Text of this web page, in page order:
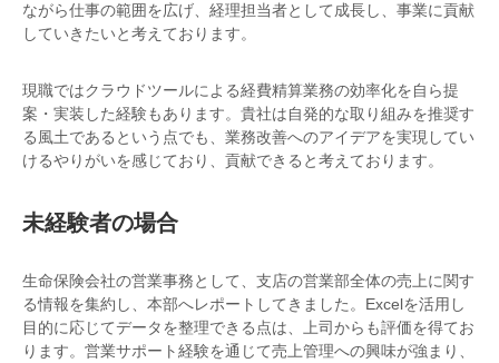
ながら仕事の範囲を広げ、経理担当者として成長し、事業に貢献
していきたいと考えております。
現職ではクラウドツールによる経費精算業務の効率化を自ら提
案・実装した経験もあります。貴社は自発的な取り組みを推奨す
る風土であるという点でも、業務改善へのアイデアを実現してい
けるやりがいを感じており、貢献できると考えております。
未経験者の場合
生命保険会社の営業事務として、支店の営業部全体の売上に関す
る情報を集約し、本部へレポートしてきました。Excelを活用し
目的に応じてデータを整理できる点は、上司からも評価を得てお
ります。営業サポート経験を通じて売上管理への興味が強まり、